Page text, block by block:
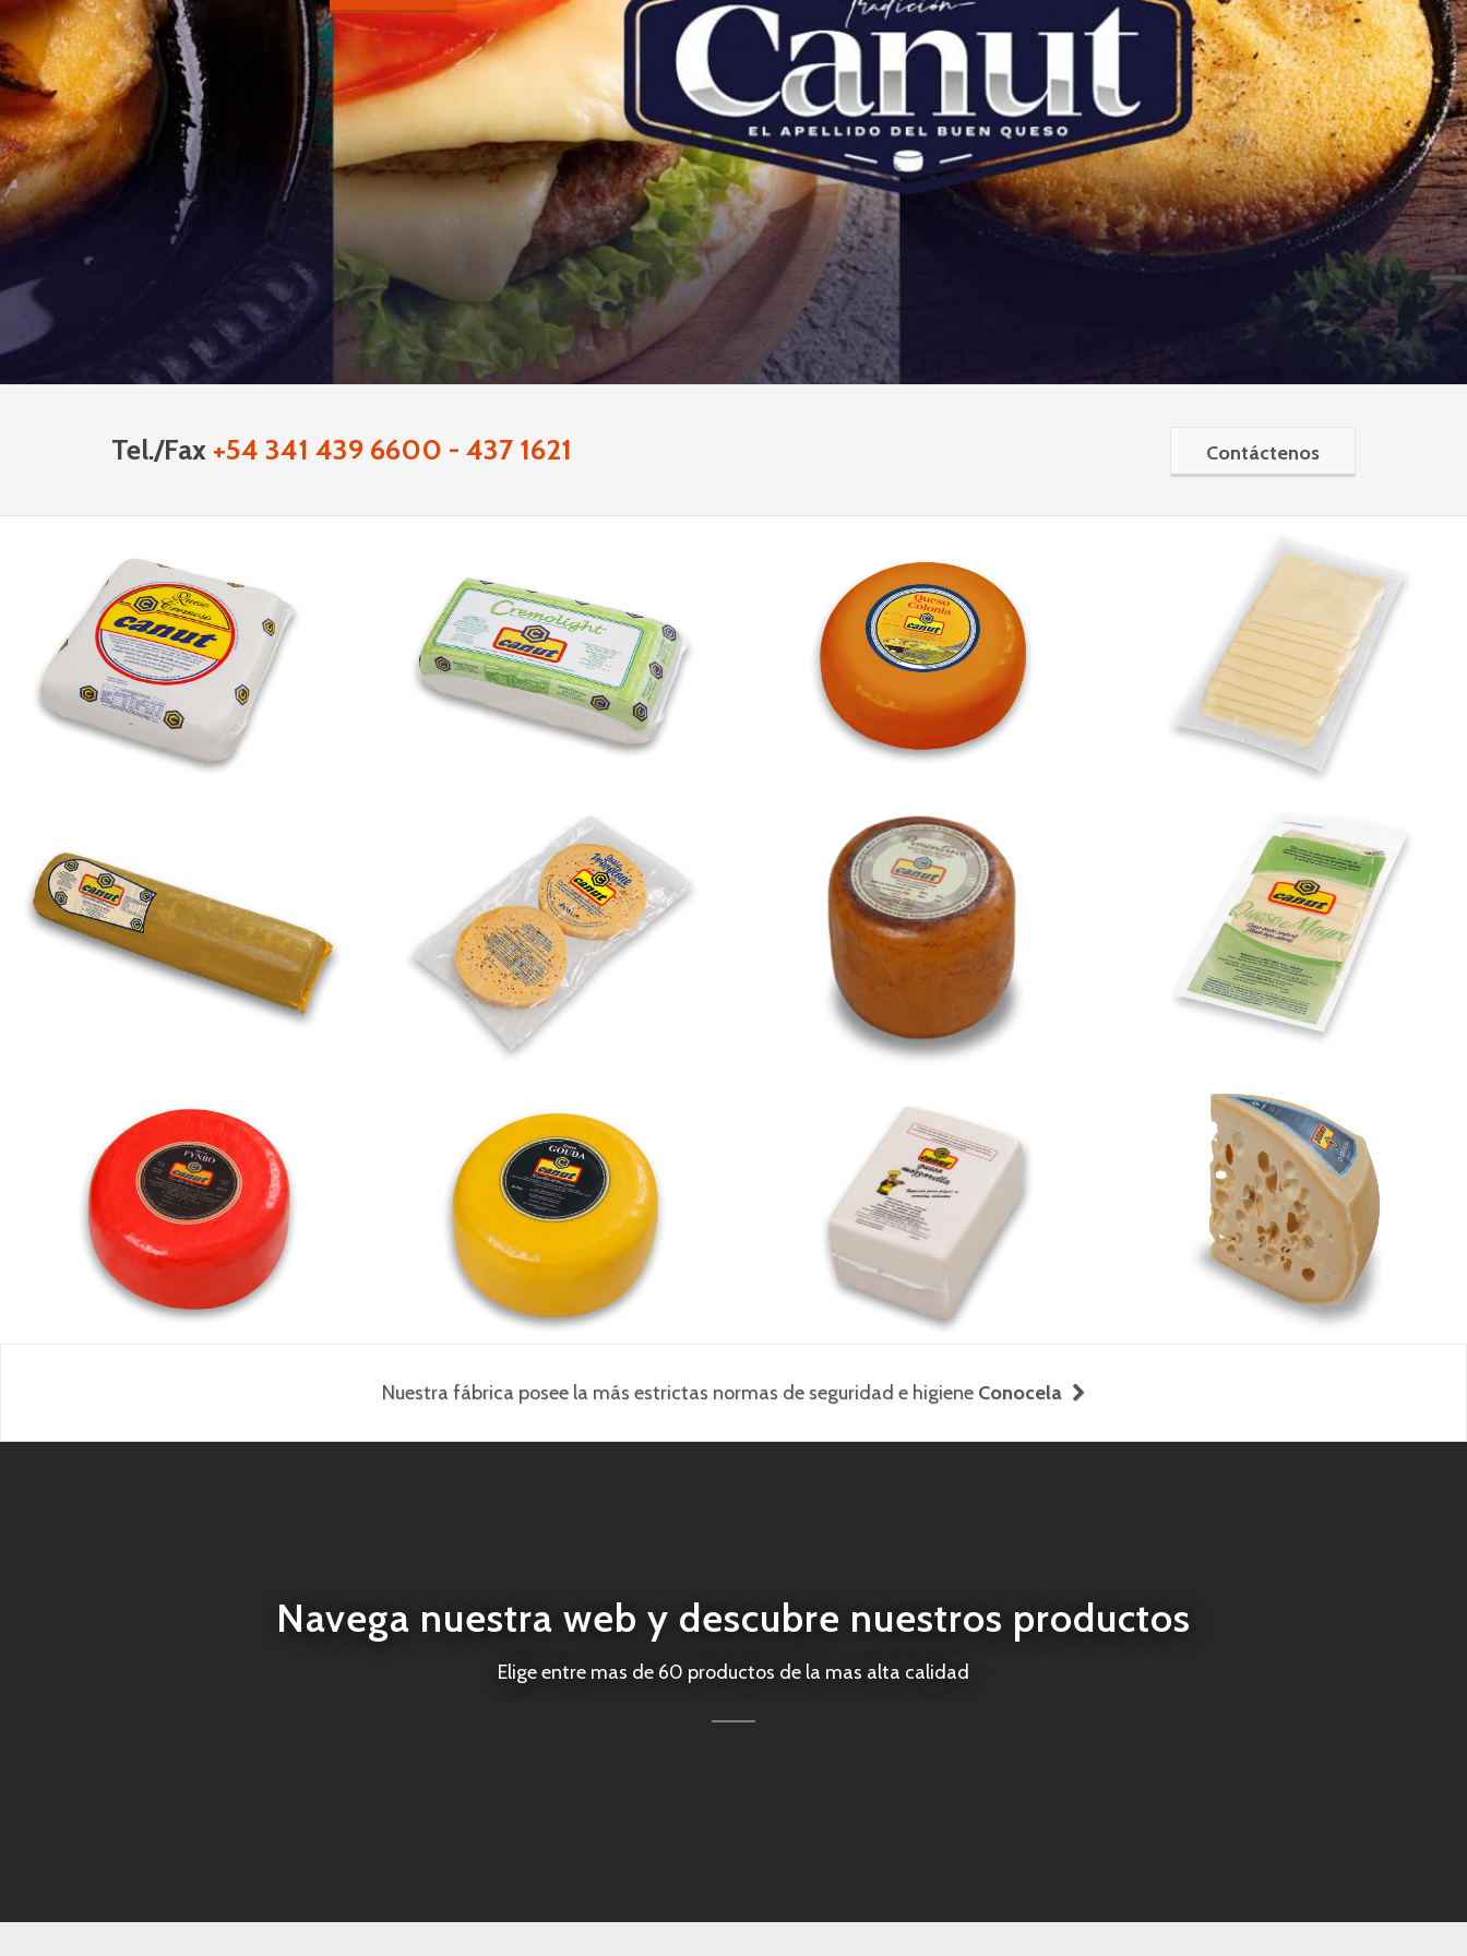
Tel./Fax +54 341 439 6600 - 437 1621 Contáctenos
Cremoso Cremo Light Colonia Mozzarella Feteada
Provoleta Parrillera Provoleta Condimentada Parrillera Pimentino Ahumado Magro Feteado
Fynbo Gouda Mozzarella Medio Gruyere
Nuestra fábrica posee la más estrictas normas de seguridad e higiene Conocela
Navega nuestra web y descubre nuestros productos
Elige entre mas de 60 productos de la mas alta calidad